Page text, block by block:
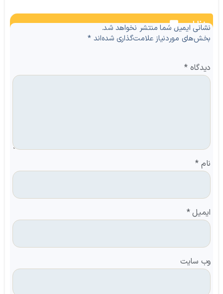
نظرات
نشانی ایمیل شما منتشر نخواهد شد.
بخش‌های موردنیاز علامت‌گذاری شده‌اند*
دیدگاه*
نام *
ایمیل*
وب‌ سایت